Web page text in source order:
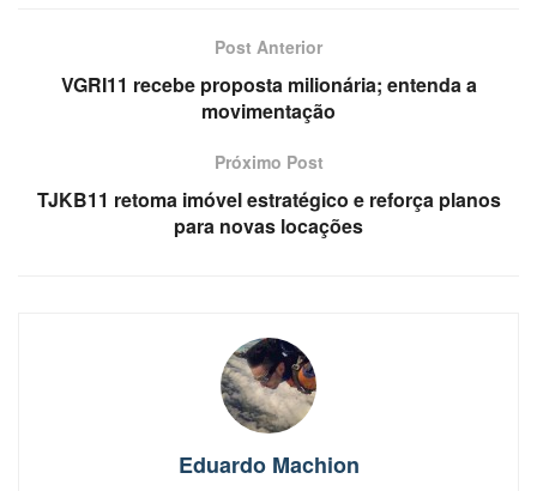
Post Anterior
VGRI11 recebe proposta milionária; entenda a
movimentação
Próximo Post
TJKB11 retoma imóvel estratégico e reforça planos
para novas locações
Eduardo Machion